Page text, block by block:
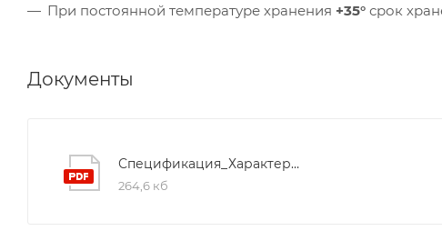
При постоянной температуре хранения +35° срок
Документы
Спецификация_Характеристики_AdBlue_Компания_МВБ
264,6 кб